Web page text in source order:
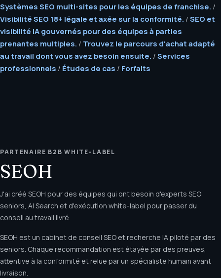
Systèmes SEO multi-sites pour les équipes de franchise. /
Visibilité SEO 18+ légale et axée sur la conformité. / SEO et
visibilité IA gouvernés pour des équipes à parties
prenantes multiples. / Trouvez le parcours d'achat adapté
au travail dont vous avez besoin ensuite. / Services
professionnels / Études de cas / Forfaits
PARTENAIRE B2B WHITE-LABEL
SEOH
J'ai créé SEOH pour des équipes qui ont besoin d'experts SEO
seniors, AI Search et d'exécution white-label pour passer du
conseil au travail livré.
SEOH est un cabinet de conseil SEO et recherche IA piloté par des
seniors. Chaque recommandation est étayée par des preuves,
attentive à la conformité et relue par un spécialiste humain avant
livraison.